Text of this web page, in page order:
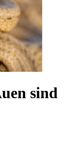
sind